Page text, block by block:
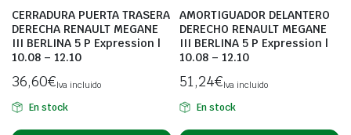
CERRADURA PUERTA TRASERA
DERECHA RENAULT MEGANE
III BERLINA 5 P Expression |
10.08 – 12.10
36,60€Iva incluido
En stock
AMORTIGUADOR DELANTERO
DERECHO RENAULT MEGANE
III BERLINA 5 P Expression |
10.08 – 12.10
51,24€Iva incluido
En stock